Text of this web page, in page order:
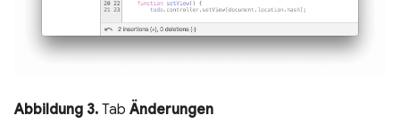
Abbildung 3. Tab Änderungen